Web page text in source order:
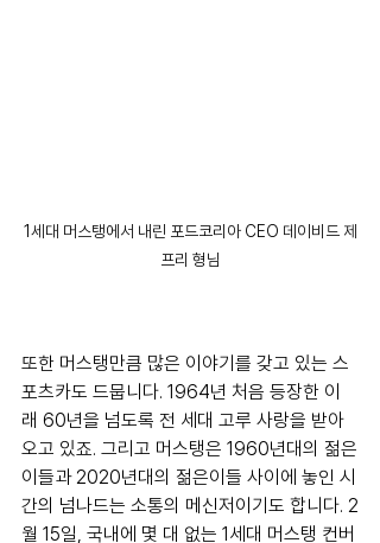
1세대 머스탱에서 내린 포드코리아 CEO 데이비드 제
프리 형님
또한 머스탱만큼 많은 이야기를 갖고 있는 스
포츠카도 드뭅니다. 1964년 처음 등장한 이
래 60년을 넘도록 전 세대 고루 사랑을 받아
오고 있죠. 그리고 머스탱은 1960년대의 젊은
이들과 2020년대의 젊은이들 사이에 놓인 시
간의 넘나드는 소통의 메신저이기도 합니다. 2
월 15일, 국내에 몇 대 없는 1세대 머스탱 컨버